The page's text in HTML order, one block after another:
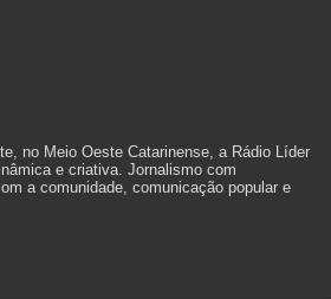
no Meio Oeste Catarinense, a Rádio Líder
e criativa. Jornalismo com
a comunidade, comunicação popular e